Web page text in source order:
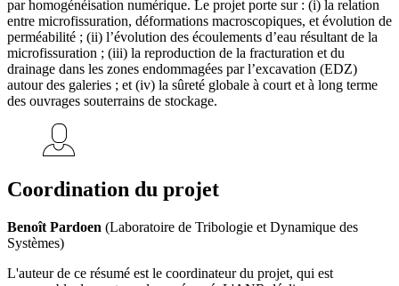
par homogénéisation numérique. Le projet porte sur : (i) la relation
entre microfissuration, déformations macroscopiques, et évolution de
perméabilité ; (ii) l’évolution des écoulements d’eau résultant de la
microfissuration ; (iii) la reproduction de la fracturation et du
drainage dans les zones endommagées par l’excavation (EDZ)
autour des galeries ; et (iv) la sûreté globale à court et à long terme
des ouvrages souterrains de stockage.
Coordination du projet
Benoît Pardoen (Laboratoire de Tribologie et Dynamique des
Systèmes)
L'auteur de ce résumé est le coordinateur du projet, qui est